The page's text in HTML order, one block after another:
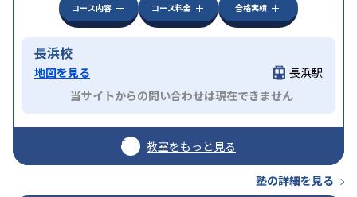
コース内容
コース料金 合格実績
長浜校
地図を見る
長浜駅
当サイトからの問い合わせは現在できません
教室をもっと見る
塾の詳細を見る